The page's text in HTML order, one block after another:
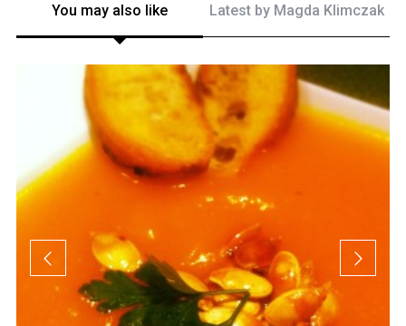
You may also like Latest by Magda Klimczak